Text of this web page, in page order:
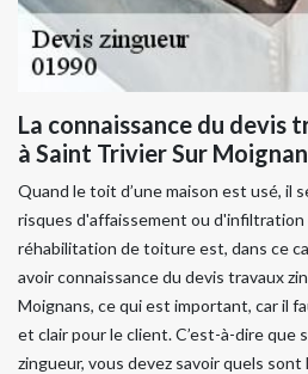
La connaissance du devis
à Saint Trivier Sur
Quand le toit d’une maison est usé, il
risques d'affaissement ou d'infiltration
réhabilitation de toiture est, dans ce
avoir connaissance du devis travaux
Moignans, ce qui est important, car il
et clair pour le client. C’est-à-dire que
zingueur, vous devez savoir quels sont